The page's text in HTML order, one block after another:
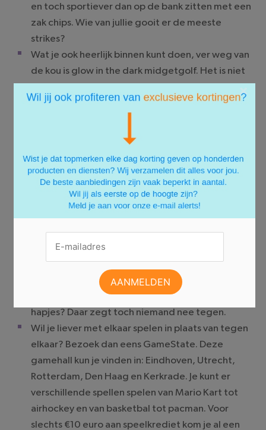
en toch sportiever dan op de bank zitten met een
zak chips. Wie van jullie gooit er de meeste
strikes?
Wat je ook heerlijk binnen kunt doen, ver weg van
de kou is glow in the dark midgetgolf. Het is niet
al te moeilijk en je hebt vast en zeker veel plezier
met elkaar als die bal weer niet in die hole gaat.
Gamedates
spellendozen uit de kast en maak er een heuse
spellenavond van met z’n tweëen. Of willen jullie
er toch tussenuit? In veel cafés liggen
bordspellen om te spelen. Een potje mens erger
je niet onder het genot van een borrel en wat
hapjes? Daar zegt toch niemand nee tegen.
Wil je liever met elkaar spelen in plaats van tegen
elkaar? Bezoek dan eens GameState. Deze
gamehall kun je vinden in: Eindhoven, Utrecht,
Rotterdam, Den Haag en Kerkrade. Je kunt er
verschillende spellen spelen van Mario Kart tot
airhockey en van basketbal tot pacman. Voor
slechts €10 euro aan speelkrediet kom je al een
×